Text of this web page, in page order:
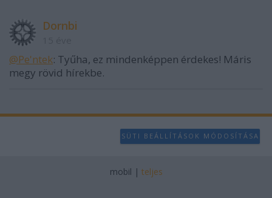
Dornbi
@Pe'ntek: Tyűha, ez mindenképpen érdekes! Máris
megy rövid hírekbe.
SÜTI BEÁLLÍTÁSOK MÓDOSÍTÁSA
mobil | teljes